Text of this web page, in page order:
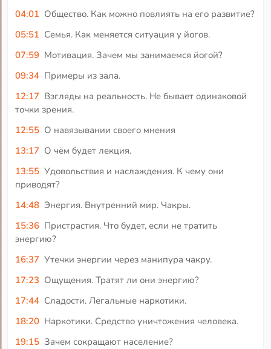
04:01 Общество. Как можно повлиять на его развитие?
05:51 Семья. Как меняется ситуация у йогов.
07:59 Мотивация. Зачем мы занимаемся йогой?
09:34 Примеры из зала.
12:17 Взгляды на реальность. Не бывает одинаковой
точки зрения.
12:55 О навязывании своего мнения
13:17 О чём будет лекция.
13:55 Удовольствия и наслаждения. К чему они
приводят?
14:48 Энергия. Внутренний мир. Чакры.
15:36 Пристрастия. Что будет, если не тратить
энергию?
16:37 Утечки энергии через манипура чакру.
17:23 Ощущения. Тратят ли они энергию?
17:44 Сладости. Легальные наркотики.
18:20 Наркотики. Средство уничтожения человека.
19:15 Зачем сокращают население?